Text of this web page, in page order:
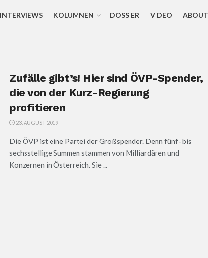
INTERVIEWS KOLUMNEN DOSSIER VIDEO ABOUT
Zufälle gibt’s! Hier sind ÖVP-Spender,
die von der Kurz-Regierung
profitieren
23. AUGUST 2019
Die ÖVP ist eine Partei der Großspender. Denn fünf- bis
sechsstellige Summen stammen von Milliardären und
Konzernen in Österreich. Sie ...